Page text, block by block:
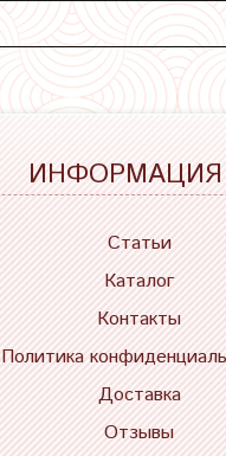
ИНФОРМАЦИЯ
Статьи
Каталог
Контакты
Политика
Доставка
Отзывы